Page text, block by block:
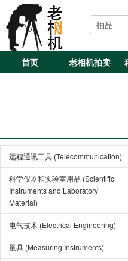
首页 老相机拍卖
远程通讯工具 (Telecommunication)
科学仪器和实验室用品 (Scientific
Instruments and Laboratory
Material)
电气技术 (Electrical Engineering)
量具 (Measuring Instruments)